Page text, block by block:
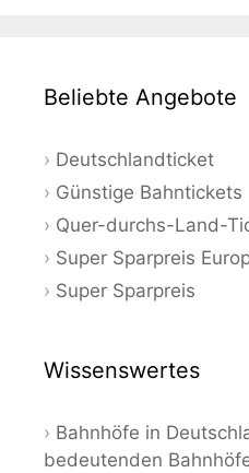
Beliebte Angebote
Deutschlandticket
Günstige Bahntickets
Quer-durchs-Land-
Super Sparpreis
Super Sparpreis
Wissenswertes
Bahnhöfe in
bedeutenden